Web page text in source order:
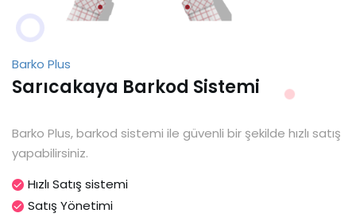
Barko Plus
Sarıcakaya Barkod Sistemi
Barko Plus, barkod sistemi ile güvenli bir şekilde hızlı satış
yapabilirsiniz.
Hızlı Satış sistemi
Satış Yönetimi